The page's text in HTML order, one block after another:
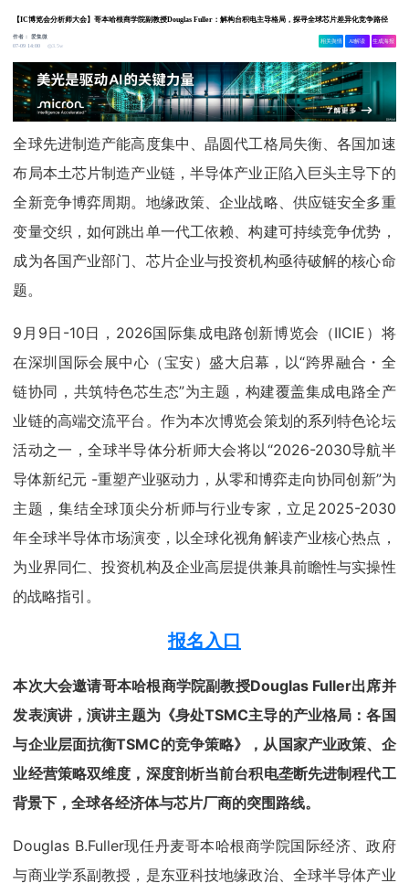
【IC博览会分析师大会】哥本哈根商学院副教授Douglas Fuller：解构台积电主导格局，探寻全球芯片差异化竞争路径
作者：爱集微
07-09 14:00
3.5w
相关舆情 AI解读 生成海报
全球先进制造产能高度集中、晶圆代工格局失衡、各国加速
布局本土芯片制造产业链，半导体产业正陷入巨头主导下的
全新竞争博弈周期。地缘政策、企业战略、供应链安全多重
变量交织，如何跳出单一代工依赖、构建可持续竞争优势，
成为各国产业部门、芯片企业与投资机构亟待破解的核心命
题。
9月9日-10日，2026国际集成电路创新博览会（IICIE）将
在深圳国际会展中心（宝安）盛大启幕，以“跨界融合・全
链协同，共筑特色芯生态”为主题，构建覆盖集成电路全产
业链的高端交流平台。作为本次博览会策划的系列特色论坛
活动之一，全球半导体分析师大会将以“2026-2030导航半
导体新纪元 -重塑产业驱动力，从零和博弈走向协同创新”为
主题，集结全球顶尖分析师与行业专家，立足2025-2030
年全球半导体市场演变，以全球化视角解读产业核心热点，
为业界同仁、投资机构及企业高层提供兼具前瞻性与实操性
的战略指引。
报名入口
本次大会邀请哥本哈根商学院副教授Douglas Fuller出席并
发表演讲，演讲主题为《身处TSMC主导的产业格局：各国
与企业层面抗衡TSMC的竞争策略》，从国家产业政策、企
业经营策略双维度，深度剖析当前台积电垄断先进制程代工
背景下，全球各经济体与芯片厂商的突围路线。
Douglas B.Fuller现任丹麦哥本哈根商学院国际经济、政府
与商业学系副教授，是东亚科技地缘政治、全球半导体产业